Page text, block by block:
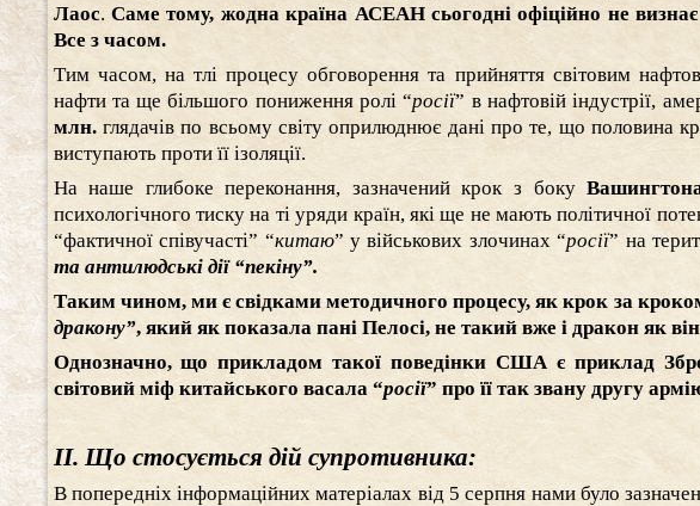
Лаос. Саме тому, жодна країна АСЕАН сьогодні офіційно не
Все з часом.
Тим часом, на тлі процесу обговорення та прийняття світовим
нафти та ще більшого пониження ролі “росії” в нафтовій індустрії,
млн. глядачів по всьому світу оприлюднює дані про те, що половина
виступають проти її ізоляції.
На наше глибоке переконання, зазначений крок з боку
психологічного тиску на ті уряди країн, які ще не мають політичної
“фактичної співучасті” “китаю” у військових злочинах “росії” на
та антилюдські дії “пекіну”.
Таким чином, ми є свідками методичного процесу, як крок за
дракону”, який як показала пані Пелосі, не такий вже і дракон як
Однозначно, що прикладом такої поведінки США є приклад
світовий міф китайського васала “росії” про її так звану другу
ІІ. Що стосується дій супротивника:
В попередніх інформаційних матеріалах від 5 серпня нами було